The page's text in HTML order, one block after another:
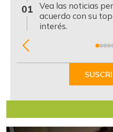
01
Vea las noticias
acuerdo con su
interés.
Item